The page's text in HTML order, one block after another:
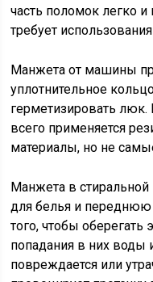
часть поломок легко и
требует
Манжета от машины
уплотнительное
герметизировать люк.
всего применяется
материалы, но не
Манжета в
для белья и переднюю
того, чтобы оберегать
попадания в них воды
повреждается или